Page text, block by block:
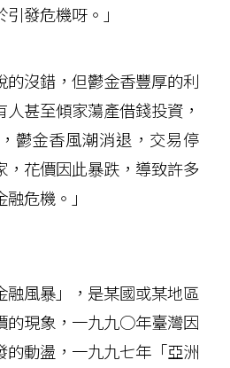
發危機呀。」
沒錯，但鬱金香豐厚的利
甚至傾家蕩產借錢投資，
鬱金香風潮消退，交易停
，花價因此暴跌，導致許多
危機。」
風暴」，是某國或某地區
的現象，一九九○年臺灣因
的動盪，一九九七年「亞洲